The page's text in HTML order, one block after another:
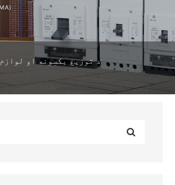
د توزیع بکسونه او لوازم